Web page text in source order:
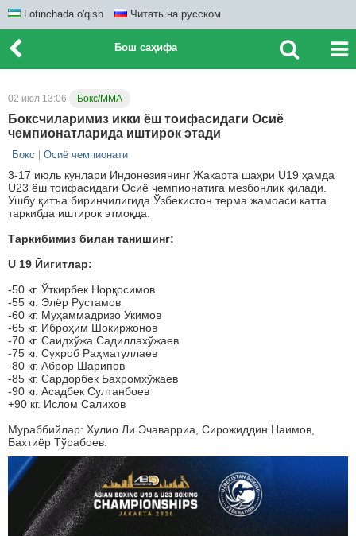
Lotinchada o'qish Читать на русском
Бош саҳифа
02 июл 13:06 Бокс/ММА
Боксчиларимиз икки ёш тоифасидаги Осиё
чемпионатларида иштирок этади
Бокс Осиё чемпионати
3-17 июль кунлари Индонезиянинг Жакарта шаҳри U19 ҳамда
U23 ёш тоифасидаги Осиё чемпионатига мезбонлик қилади.
Ушбу қитъа биринчилигида Ўзбекистон терма жамоаси катта
таркибда иштирок этмоқда.
Таркибимиз билан танишинг:
U 19 Йигитлар:
-50 кг. Ўткирбек Норқосимов
-55 кг. Элёр Рустамов
-60 кг. Муҳаммадризо Укимов
-65 кг. Иброҳим Шокиржонов
-70 кг. Саидхўжа Садиллахўжаев
-75 кг. Сухроб Раҳматуллаев
-80 кг. Аброр Шарипов
-85 кг. Сардорбек Бахромхўжаев
-90 кг. Асадбек Султанбоев
+90 кг. Ислом Салихов
Мураббийлар: Хулио Ли Эчаварриа, Сирожиддин Наимов,
Бахтиёр Тўрабоев.